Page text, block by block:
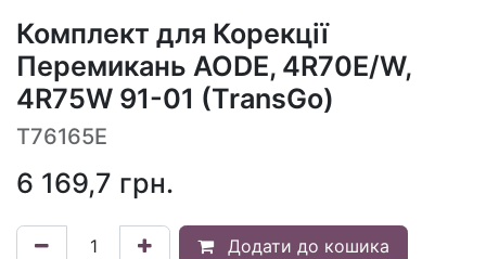
Комплект для Корекції
Перемикань AODE, 4R70E/W,
4R75W 91-01 (TransGo)
T76165E
6 169,7 грн.
Додати до кошика